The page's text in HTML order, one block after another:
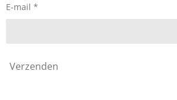
E-mail *
Verzenden